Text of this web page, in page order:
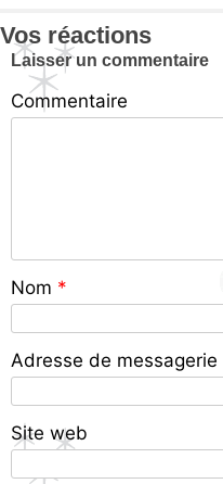
Vos réactions
Laisser un commentaire
Commentaire
Nom *
Adresse de messagerie
Site web